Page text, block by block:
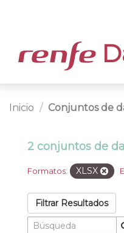
Inicio Conjuntos de
2 conjuntos de
Formatos: XLSX
Filtrar Resultados